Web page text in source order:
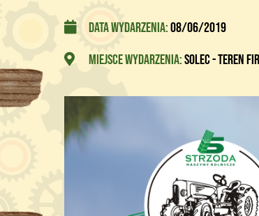
Data wydarzenia:08/06/2019
Miejsce wydarzenia:Solec - teren